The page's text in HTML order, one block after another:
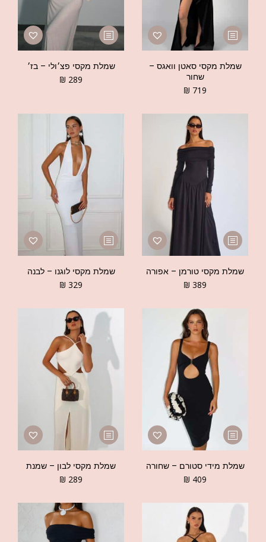
שמלת מקסי סאטן וואגס –
שחור
₪ 719
שמלת מקסי פצ׳ולי – בז׳
₪ 289
שמלת מקסי טורמן – אפורה
₪ 389
שמלת מקסי לוגנו – לבנה
₪ 329
שמלת מידי סטורם – שחורה
₪ 409
שמלת מקסי לבון – שמנת
₪ 289